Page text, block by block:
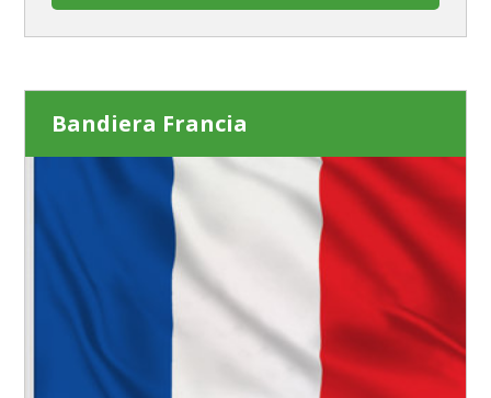
Bandiera Francia